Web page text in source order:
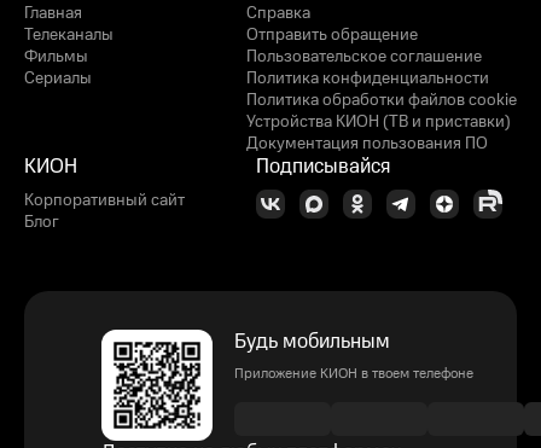
Главная
Телеканалы
Фильмы
Сериалы
Справка
Отправить обращение
Пользовательское соглашение
Политика конфиденциальности
Политика обработки файлов cookie
Устройства КИОН (ТВ и приставки)
Документация пользования ПО
КИОН
Корпоративный сайт
Блог
Подписывайся
Будь мобильным
Приложение КИОН в твоем телефоне